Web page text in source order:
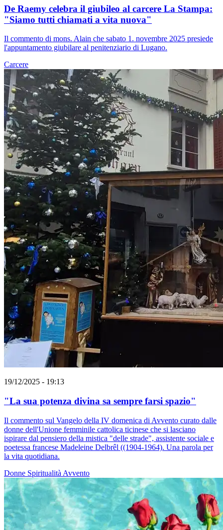
De Raemy celebra il giubileo al carcere La Stampa:
"Siamo tutti chiamati a vita nuova"
Il commento di mons. Alain che sabato 1. novembre 2025 presiede
l'appuntamento giubilare al penitenziario di Lugano.
Carcere
19/12/2025 - 19:13
"La sua potenza divina sa sempre farsi spazio"
Il commento sul Vangelo della IV domenica di Avvento curato dalle
donne dell'Unione femminile cattolica ticinese che si lasciano
ispirare dal pensiero della mistica "delle strade", assistente sociale e
poetessa francese Madeleine Delbrêl ((1904-1964). Una parola per
la vita quotidiana.
Donne Spiritualità Avvento